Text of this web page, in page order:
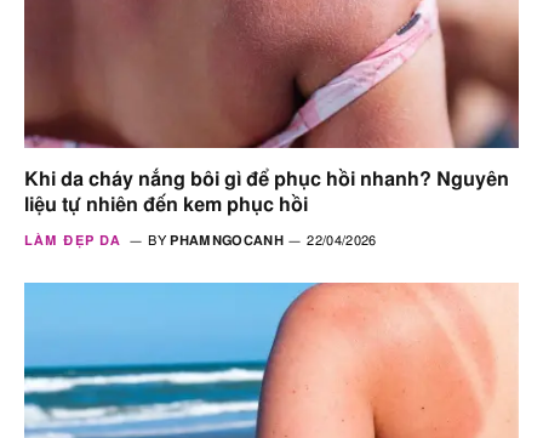
Khi da cháy nắng bôi gì để phục hồi nhanh? Nguyên
liệu tự nhiên đến kem phục hồi
LÀM ĐẸP DA BY PHAMNGOCANH 22/04/2026